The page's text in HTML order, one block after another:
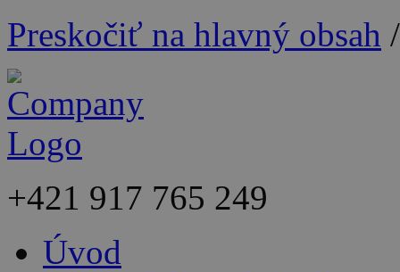
Preskočiť na hlavný obsah
+421 917 765 249
Úvod